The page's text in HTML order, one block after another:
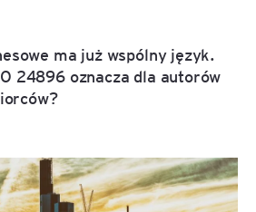
ma już wspólny język.
24896 oznacza dla autorów